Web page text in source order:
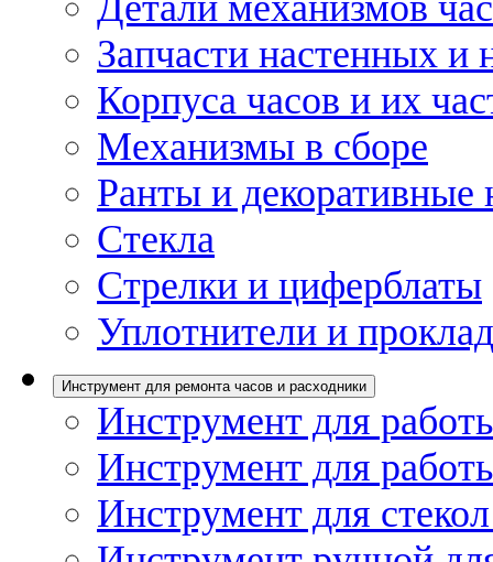
Запчасти настенных и
Корпуса часов и их
Механизмы в сборе
Ранты и декоративные
Стекла
Стрелки и циферблаты
Уплотнители и
Инструмент для ремонта часов и расходники
Инструмент для
Инструмент для
Инструмент для